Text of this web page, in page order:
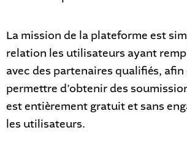
La mission de la plateforme est
relation les utilisateurs ayant
avec des partenaires qualifiés, afin
permettre d’obtenir des
est entièrement gratuit et sans
les utilisateurs.